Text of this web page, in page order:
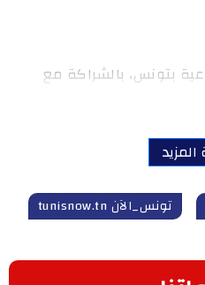
بتونس، بالشراكة مع
المزيد
تونس_الآن tunisnow.tn